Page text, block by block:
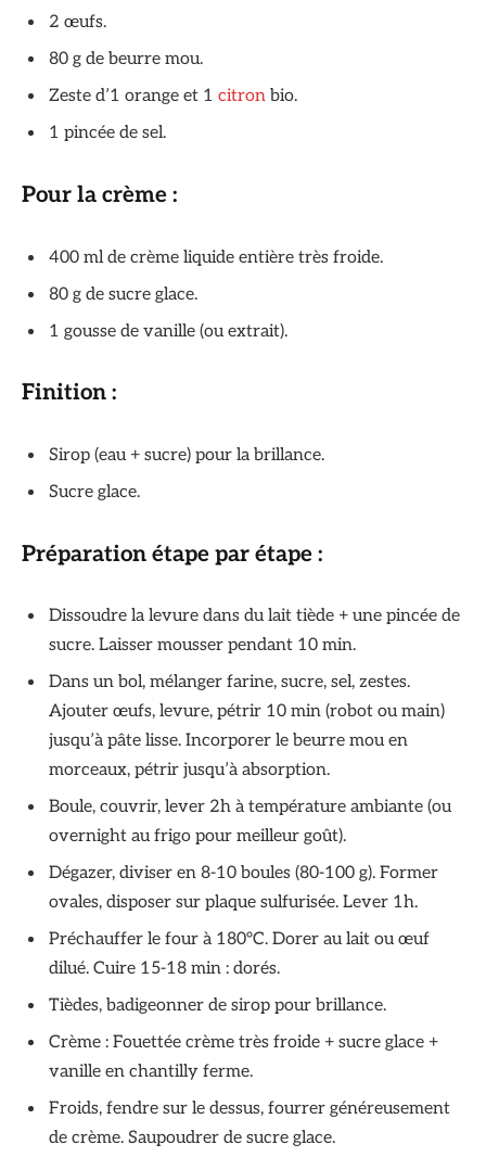
2 œufs.
80 g de beurre mou.
Zeste d’1 orange et 1 citron bio.
1 pincée de sel.
Pour la crème :
400 ml de crème liquide entière très froide.
80 g de sucre glace.
1 gousse de vanille (ou extrait).
Finition :
Sirop (eau + sucre) pour la brillance.
Sucre glace.
Préparation étape par étape :
Dissoudre la levure dans du lait tiède + une pincée de
sucre. Laisser mousser pendant 10 min.
Dans un bol, mélanger farine, sucre, sel, zestes.
Ajouter œufs, levure, pétrir 10 min (robot ou main)
jusqu’à pâte lisse. Incorporer le beurre mou en
morceaux, pétrir jusqu’à absorption.
Boule, couvrir, lever 2h à température ambiante (ou
overnight au frigo pour meilleur goût).
Dégazer, diviser en 8-10 boules (80-100 g). Former
ovales, disposer sur plaque sulfurisée. Lever 1h.
Préchauffer le four à 180°C. Dorer au lait ou œuf
dilué. Cuire 15-18 min : dorés.
Tièdes, badigeonner de sirop pour brillance.
Crème : Fouettée crème très froide + sucre glace +
vanille en chantilly ferme.
Froids, fendre sur le dessus, fourrer généreusement
de crème. Saupoudrer de sucre glace.